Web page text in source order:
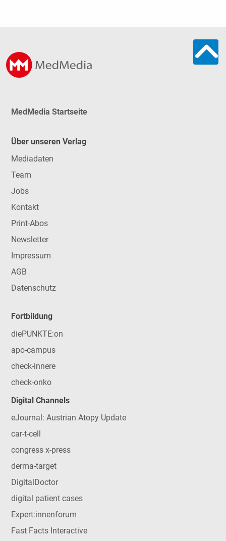
MedMedia Startseite
Über unseren Verlag
Mediadaten
Team
Jobs
Kontakt
Print-Abos
Newsletter
Impressum
AGB
Datenschutz
Fortbildung
diePUNKTE:on
apo-campus
check-innere
check-onko
Digital Channels
eJournal: Austrian Atopy Update
car-t-cell
congress x-press
derma-target
DigitalDoctor
digital patient cases
Expert:innenforum
Fast Facts Interactive